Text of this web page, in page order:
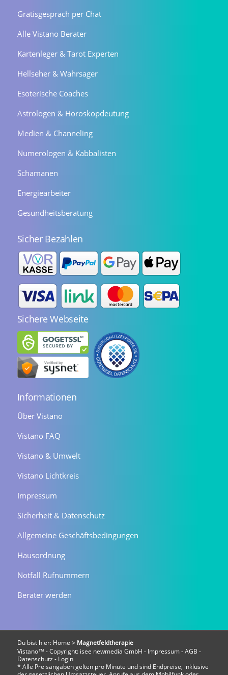
Gratisgespräch per Chat
Alle Vistano Berater
Kartenleger & Tarot Experten
Hellseher & Wahrsager
Esoterische Coaches
Astrologen & Horoskopdeutung
Medien & Channeling
Numerologen & Kabbalisten
Schamanen
Energiearbeiter
Gesundheitsberatung
Sicher Bezahlen
Sichere Webseite
Informationen
Über Vistano
Vistano FAQ
Vistano & Umwelt
Vistano Lichtkreis
Impressum
Sicherheit & Datenschutz
Allgemeine Geschäftsbedingungen
Hausordnung
Notfall Rufnummern
Berater werden
Du bist hier: Home > Magnetfeldtherapie
Vistano™ - Copyright: isee newmedia GmbH - Impressum-AGB -
Datenschutz - Login
* Alle Preisangaben gelten pro Minute und sind Endpreise, inklusive